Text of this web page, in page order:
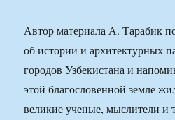
Автор материала А. Тарабик
об истории и архитектурных
городов Узбекистана и
этой благословенной земле
великие ученые, мыслители и